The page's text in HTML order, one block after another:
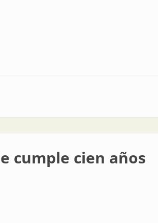
cumple cien años